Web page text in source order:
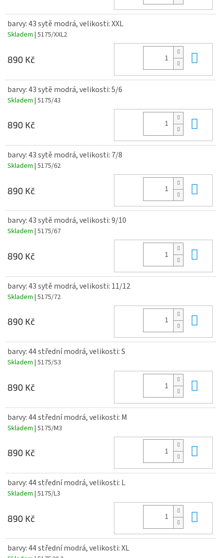
barvy: 43 sytě modrá, velikosti: XXL
Skladem | 5175/XXL2
890 Kč
barvy: 43 sytě modrá, velikosti: 5/6
Skladem | 5175/43
890 Kč
barvy: 43 sytě modrá, velikosti: 7/8
Skladem | 5175/62
890 Kč
barvy: 43 sytě modrá, velikosti: 9/10
Skladem | 5175/67
890 Kč
barvy: 43 sytě modrá, velikosti: 11/12
Skladem | 5175/72
890 Kč
barvy: 44 střední modrá, velikosti: S
Skladem | 5175/S3
890 Kč
barvy: 44 střední modrá, velikosti: M
Skladem | 5175/M3
890 Kč
barvy: 44 střední modrá, velikosti: L
Skladem | 5175/L3
890 Kč
barvy: 44 střední modrá, velikosti: XL